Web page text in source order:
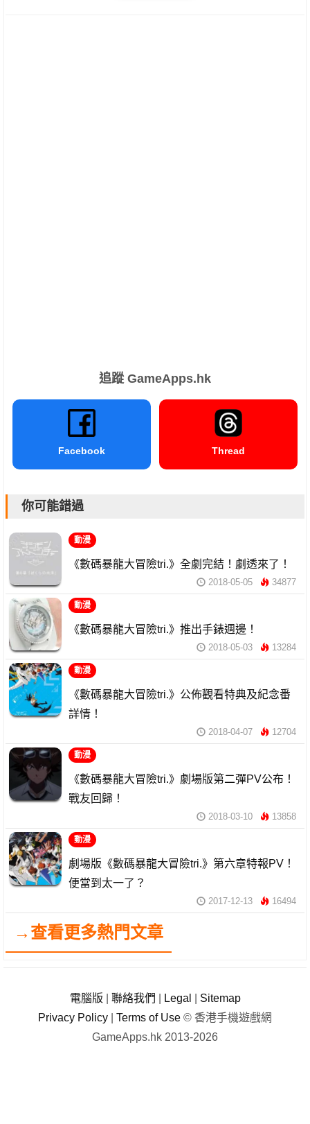
追蹤 GameApps.hk
Facebook Thread
你可能錯過
動漫
《數碼暴龍大冒險tri.》全劇完結！劇透來了！
2018-05-05 34877
動漫
《數碼暴龍大冒險tri.》推出手錶週邊！
2018-05-03 13284
動漫
《數碼暴龍大冒險tri.》公佈觀看特典及紀念番
詳情！
2018-04-07 12704
動漫
《數碼暴龍大冒險tri.》劇場版第二彈PV公布！
戰友回歸！
2018-03-10 13858
動漫
劇場版《數碼暴龍大冒險tri.》第六章特報PV！
便當到太一了？
2017-12-13 16494
→查看更多熱門文章
電腦版 聯絡我們 Legal
Sitemap
Privacy Policy
Terms of Use © 香港手機遊戲網
GameApps.hk 2013-2026